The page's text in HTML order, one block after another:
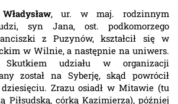
, ur. w maj. rodzinnym
syn Jana, ost. podkomorzego
z Puzynów, kształcił się w
w Wilnie, a następnie na uniwers.
Skutkiem udziału w organizacji
został na Syberję, skąd powrócił
Zrazu osiadł w Mitawie (tu
Piłsudską, córką Kazimierza), później